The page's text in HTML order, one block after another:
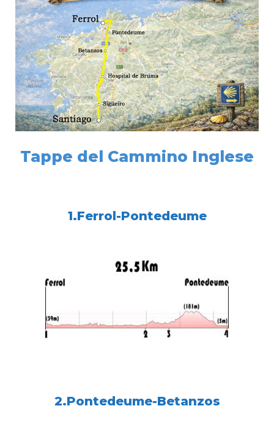
Tappe del Cammino Inglese
1.Ferrol-Pontedeume
2.Pontedeume-Betanzos